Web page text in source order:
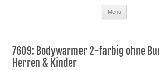
Menü
7609: Bodywarmer 2-farbig ohne
Herren & Kinder